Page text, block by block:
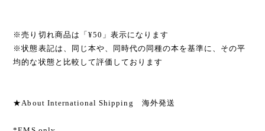
※売り切れ商品は「¥50」表示になります
※状態表記は、同じ本や、同時代の同種の本を基準に、その平
均的な状態と比較して評価しております
★About International Shipping 海外発送